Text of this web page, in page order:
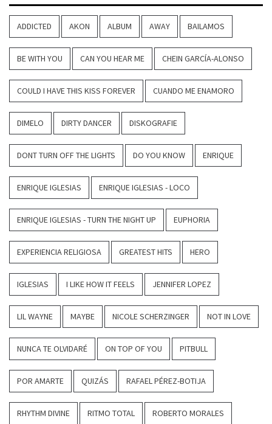
ADDICTED AKON ALBUM AWAY BAILAMOS
BE WITH YOU CAN YOU HEAR ME CHEIN GARCÍA-ALONSO
COULD I HAVE THIS KISS FOREVER CUANDO ME ENAMORO
DIMELO DIRTY DANCER DISKOGRAFIE
DONT TURN OFF THE LIGHTS DO YOU KNOW ENRIQUE
ENRIQUE IGLESIAS ENRIQUE IGLESIAS - LOCO
ENRIQUE IGLESIAS - TURN THE NIGHT UP EUPHORIA
EXPERIENCIA RELIGIOSA GREATEST HITS HERO
IGLESIAS I LIKE HOW IT FEELS JENNIFER LOPEZ
LIL WAYNE MAYBE NICOLE SCHERZINGER NOT IN LOVE
NUNCA TE OLVIDARÉ ON TOP OF YOU PITBULL
POR AMARTE QUIZÁS RAFAEL PÉREZ-BOTIJA
RHYTHM DIVINE RITMO TOTAL ROBERTO MORALES